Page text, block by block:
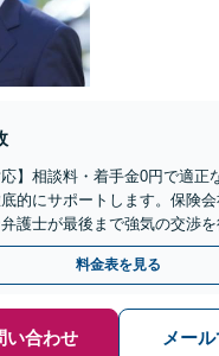
応】相談料・着手金0円で適正
的にサポートします。保険
護士が最後まで強気の交渉
談ください。
料金表を見る
い合わせ メー